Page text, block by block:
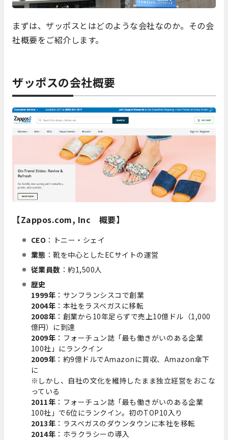
まずは、ザッポスとはどのような会社なのか。その会
社概要をご紹介します。
ザッポスの会社概要
【Zappos.com, Inc 概要】
CEO ：トニー・シェイ
業態 ：靴を中心としたECサイトの運営
従業員数 ：約1,500人
歴史
1999年 ：サンフランシスコで創業
2004年 ：本社をラスベガスに移転
2008年 ：創業から10年足らずで売上10億ドル（1,000
億円）に到達
2009年 ：フォーチュン誌「最も働きがいのある企業
100社」にランクイン
2009年 ：約9億ドルでAmazonに買収、Amazon傘下
に
※しかし、自社の文化を維持したまま独立経営をおこな
っている
2011年 ：フォーチュン誌「最も働きがいのある企業
100社」で6位にランクイン。初のTOP10入り
2013年 ：ラスベガスのダウンタウンに本社を移転
2014年 ：ホラクラシーの導入